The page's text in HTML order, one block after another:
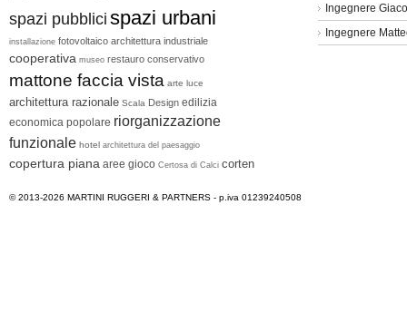
spazi pubblici spazi urbani
installazione fotovoltaico architettura industriale
cooperativa museo restauro conservativo
mattone faccia vista arte luce
architettura razionale Scala Design edilizia
economica popolare riorganizzazione
funzionale hotel architettura del paesaggio
copertura piana aree gioco Certosa di Calci corten
Ingegnere
Ingegnere
© 2013-2026 MARTINI RUGGERI & PARTNERS - p.iva 01239240508